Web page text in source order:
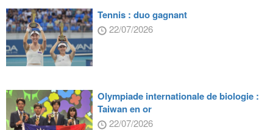
Tennis : duo gagnant
22/07/2026
Olympiade internationale de biologie :
Taiwan en or
22/07/2026